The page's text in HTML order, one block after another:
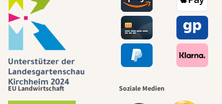
EU Landwirtschaft Soziale Medien